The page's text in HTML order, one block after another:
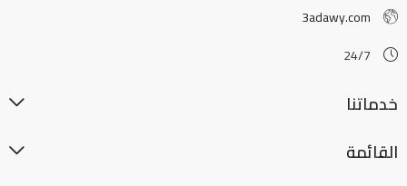
3adawy.com
24/7
خدماتنا
القائمة